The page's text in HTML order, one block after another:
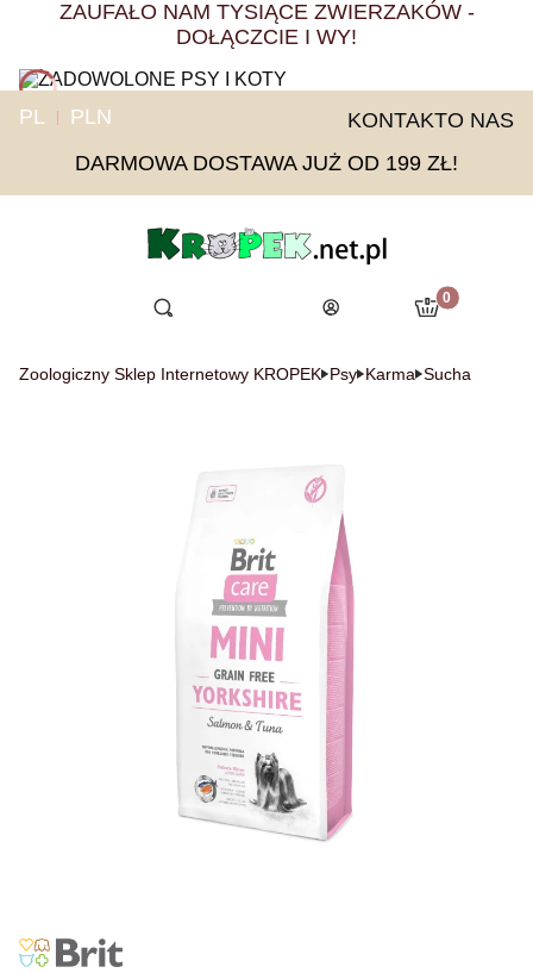
ZAUFAŁO NAM TYSIĄCE ZWIERZAKÓW -
DOŁĄCZCIE I WY!
PL PLN KONTAKTO NAS
DARMOWA DOSTAWA JUŻ OD 199 ZŁ!
Otwórz wyszukiwarkę
Szukaj
Zaloguj się
Produkty w
Koszyk
Zoologiczny Sklep Internetowy KROPEK Psy Karma Sucha